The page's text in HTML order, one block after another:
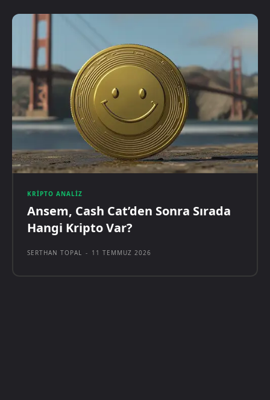
KRIPTO ANALIZ
Ansem, Cash Cat’den Sonra Sırada
Hangi Kripto Var?
SERTHAN TOPAL - 11 TEMMUZ 2026